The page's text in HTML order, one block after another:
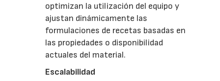
optimizan la utilización del equipo y
ajustan dinámicamente las
formulaciones de recetas basadas en
las propiedades o disponibilidad
actuales del material.
Escalabilidad